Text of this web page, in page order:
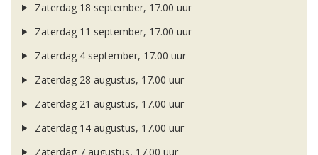
Zaterdag 18 september, 17.00 uur
Zaterdag 11 september, 17.00 uur
Zaterdag 4 september, 17.00 uur
Zaterdag 28 augustus, 17.00 uur
Zaterdag 21 augustus, 17.00 uur
Zaterdag 14 augustus, 17.00 uur
Zaterdag 7 augustus, 17.00 uur